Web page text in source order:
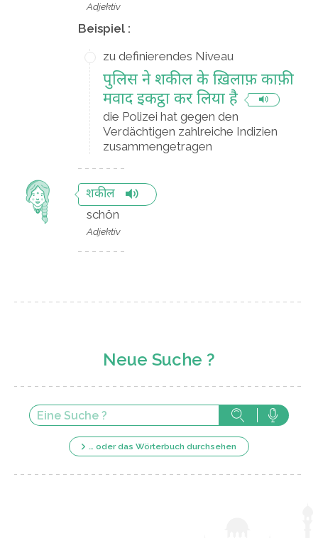
Adjektiv
Beispiel :
zu definierendes Niveau
पुलिस ने शकील के ख़िलाफ़ काफ़ी
मवाद इकट्ठा कर लिया है
die Polizei hat gegen den
Verdächtigen zahlreiche Indizien
zusammengetragen
शकील
schön
Adjektiv
Neue Suche ?
… oder das Wörterbuch durchsehen